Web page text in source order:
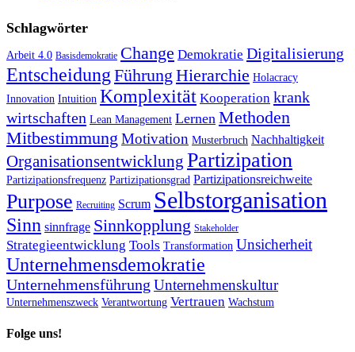
Schlagwörter
Arbeit 4.0 Basisdemokratie Change Demokratie Digitalisierung
Entscheidung Führung Hierarchie Holacracy
Innovation Intuition Komplexität Kooperation krank
wirtschaften Lean Management Lernen Methoden
Mitbestimmung Motivation Musterbruch Nachhaltigkeit
Organisationsentwicklung Partizipation
Partizipationsfrequenz Partizipationsgrad Partizipationsreichweite
Purpose Recruiting Scrum Selbstorganisation
Sinn sinnfrage Sinnkopplung Stakeholder
Strategieentwicklung Tools Transformation Unsicherheit
Unternehmensdemokratie
Unternehmensführung Unternehmenskultur
Unternehmenszweck Verantwortung Vertrauen Wachstum
Folge uns!